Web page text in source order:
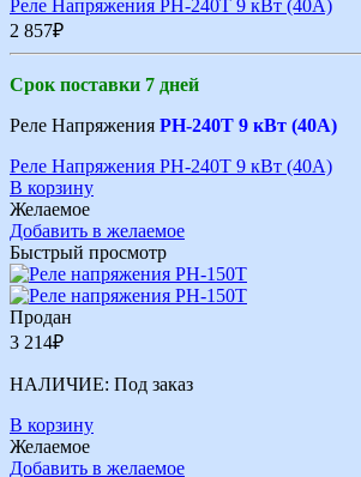
Реле Напряжения РН-240Т 9 кВт (40А)
2 857₽
Срок поставки 7 дней
Реле Напряжения РН-240Т 9 кВт (40А)
Реле Напряжения РН-240Т 9 кВт (40А)
В корзину
Желаемое
Добавить в желаемое
Быстрый просмотр
Продан
3 214₽
НАЛИЧИЕ: Под заказ
В корзину
Желаемое
Добавить в желаемое